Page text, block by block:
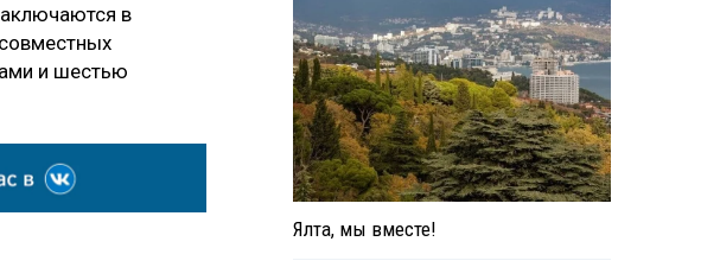
в
и шестью
Ялта, мы вместе!